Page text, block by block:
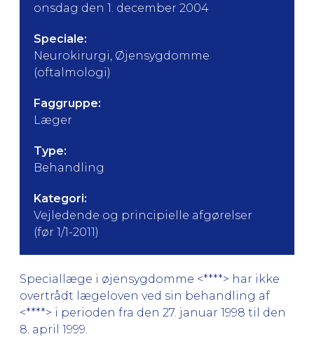
onsdag den 1. december 2004
Speciale:
Neurokirurgi, Øjensygdomme
(oftalmologi)
Faggruppe:
Læger
Type:
Behandling
Kategori:
Vejledende og principielle afgørelser
(før 1/1-2011)
Speciallæge i øjensygdomme <****> har ikke
overtrådt lægeloven ved sin behandling af
<****> i perioden fra den 27. januar 1998 til den
8. april 1999.